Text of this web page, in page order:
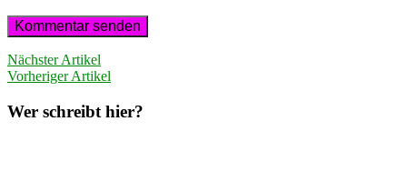
Nächster Artikel
Vorheriger Artikel
Wer schreibt hier?